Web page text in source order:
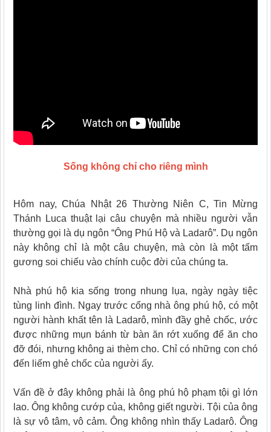
Sống không chỉ cho riêng mình
Hôm nay, Chúa Nhật 26 Thường Niên C, Tin Mừng
Thánh Luca thuật lại câu chuyện mà nhiều người vẫn
thường gọi là dụ ngôn “Ông Phú Hộ và Ladarô”. Dụ ngôn
này không chỉ là một câu chuyện, mà còn là một tấm
gương soi chiếu vào chính cuộc đời của chúng ta.
Nhà phú hộ kia sống trong nhung lụa, ngày ngày tiệc
tùng linh đình. Ngay trước cổng nhà ông phú hộ, có một
người hành khất tên là Ladarô, mình đầy ghẻ chốc, ước
được những mụn bánh từ bàn ăn rớt xuống để ăn cho
đỡ đói, nhưng không ai thèm cho. Chỉ có những con chó
đến liếm ghẻ chốc của người ấy.
Vấn đề ở đây không phải là ông phú hộ phạm tội gì lớn
lao. Ông không cướp của, không giết người. Tội của ông
là sự vô tâm, vô cảm. Ông không nhìn thấy Ladarô. Ông